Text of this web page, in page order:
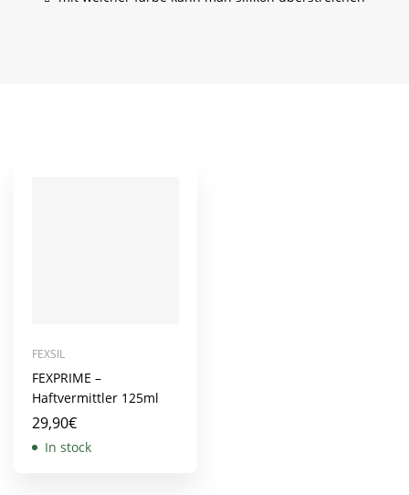
FEXSIL
FEXPRIME –
Haftvermittler 125ml
29,90€
In stock